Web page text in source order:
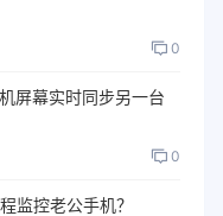
0
屏幕实时同步另一台
0
监控老公手机？